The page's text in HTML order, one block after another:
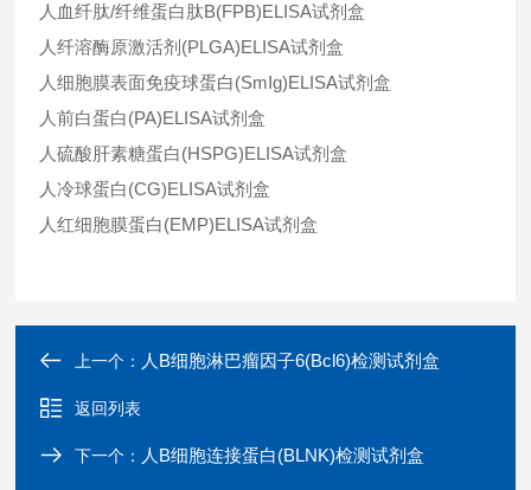
人血纤肽/纤维蛋白肽B(FPB)ELISA试剂盒
人纤溶酶原激活剂(PLGA)ELISA试剂盒
人细胞膜表面免疫球蛋白(SmIg)ELISA试剂盒
人前白蛋白(PA)ELISA试剂盒
人硫酸肝素糖蛋白(HSPG)ELISA试剂盒
人冷球蛋白(CG)ELISA试剂盒
人红细胞膜蛋白(EMP)ELISA试剂盒
上一个： 人B细胞淋巴瘤因子6(Bcl6)检测试剂盒
返回列表
下一个： 人B细胞连接蛋白(BLNK)检测试剂盒